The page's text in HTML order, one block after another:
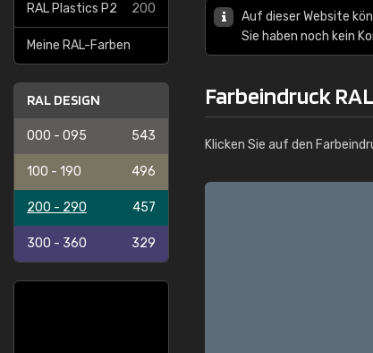
RAL Plastics P2 200
Meine RAL-Farben
RAL DESIGN
000 - 095 543
100 - 190 496
200 - 290 457
300 - 360 329
Auf dieser Website
Sie haben noch kein
Farbeindruck
Klicken Sie auf den